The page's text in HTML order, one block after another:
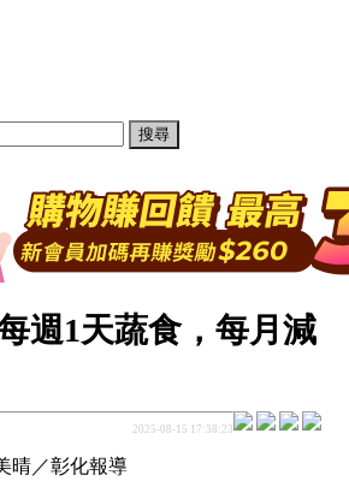
週1天蔬食，每月減
2025-08-15 17:38:23
晴／彰化報導